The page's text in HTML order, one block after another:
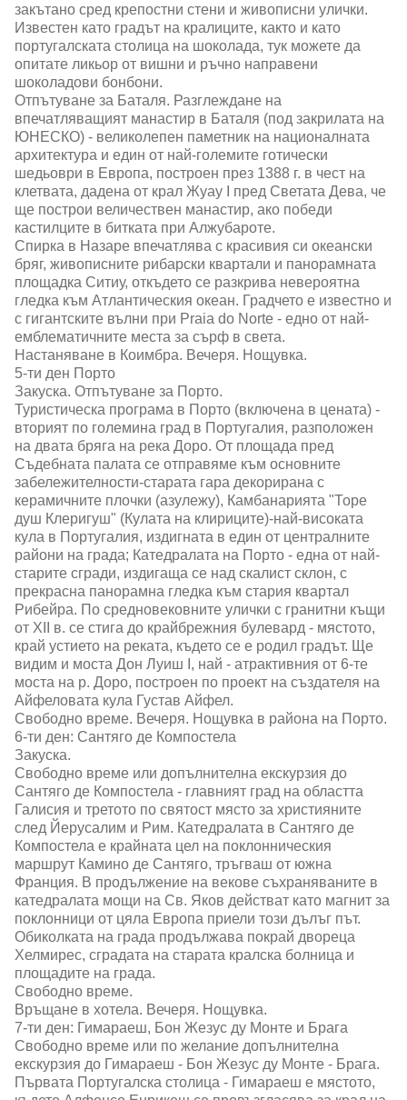
закътано сред крепостни стени и живописни улички.
Известен като градът на кралиците, както и като
португалската столица на шоколада, тук можете да
опитате ликьор от вишни и ръчно направени
шоколадови бонбони.
Отпътуване за Баталя. Разглеждане на
впечатляващият манастир в Баталя (под закрилата на
ЮНЕСКО) - великолепен паметник на националната
архитектура и един от най-големите готически
шедьоври в Европа, построен през 1388 г. в чест на
клетвата, дадена от крал Жуау І пред Светата Дева, че
ще построи величествен манастир, ако победи
кастилците в битката при Алжубароте.
Спирка в Назаре впечатлява с красивия си океански
бряг, живописните рибарски квартали и панорамната
площадка Ситиу, откъдето се разкрива невероятна
гледка към Атлантическия океан. Градчето е известно и
с гигантските вълни при Praia do Norte - едно от най-
емблематичните места за сърф в света.
Настаняване в Коимбра. Вечеря. Нощувка.
5-ти ден Порто
Закуска. Отпътуване за Порто.
Туристическа програма в Порто (включена в цената) -
вторият по големина град в Португалия, разположен
на двата бряга на река Доро. От площада пред
Съдебната палата се отправяме към основните
забележителности-старата гара декорирана с
керамичните плочки (азулежу), Камбанарията "Торе
душ Клеригуш" (Кулата на клириците)-най-високата
кула в Португалия, издигната в един от централните
райони на града; Катедралата на Порто - една от най-
старите сгради, издигаща се над скалист склон, с
прекрасна панорамна гледка към стария квартал
Рибейра. По средновековните улички с гранитни къщи
от XII в. се стига до крайбрежния булевард - мястото,
край устието на реката, където се е родил градът. Ще
видим и моста Дон Луиш І, най - атрактивния от 6-те
моста на р. Доро, построен по проект на създателя на
Айфеловата кула Густав Айфел.
Свободно време. Вечеря. Нощувка в района на Порто.
6-ти ден: Сантяго де Компостела
Закуска.
Свободно време или допълнителна екскурзия до
Сантяго де Компостела - главният град на областта
Галисия и третото по святост място за християните
след Йерусалим и Рим. Катедралата в Сантяго де
Компостела е крайната цел на поклонническия
маршрут Камино де Сантяго, тръгваш от южна
Франция. В продължение на векове съхраняваните в
катедралата мощи на Св. Яков действат като магнит за
поклонници от цяла Европа приели този дълъг път.
Обиколката на града продължава покрай двореца
Хелмирес, сградата на старата кралска болница и
площадите на града.
Свободно време.
Връщане в хотела. Вечеря. Нощувка.
7-ти ден: Гимараеш, Бон Жезус ду Монте и Брага
Свободно време или по желание допълнителна
екскурзия до Гимараеш - Бон Жезус ду Монте - Брага.
Първата Португалска столица - Гимараеш е мястото,